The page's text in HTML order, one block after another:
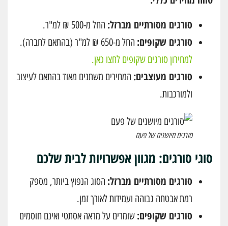
סורגים מסורתיים מברזל: החל מ-500 ₪ למ"ר.
סורגים שקופים: החל מ-650 ₪ למ"ר (בהתאם לחברה).
למחירון סורגים שקופים לחצו כאן.
סורגים מעוצבים: המחירים משתנים מאוד בהתאם לעיצוב
ולמורכבות.
סורגים מיושנים של פעם
סוגי סורגים: מגוון אפשרויות לבית שלכם
סורגים מסורתיים מברזל: הסוג הנפוץ ביותר, מספק
רמת אבטחה גבוהה ועמידות לאורך זמן.
סורגים שקופים: שומרים על מראה אסתטי ואינם חוסמים